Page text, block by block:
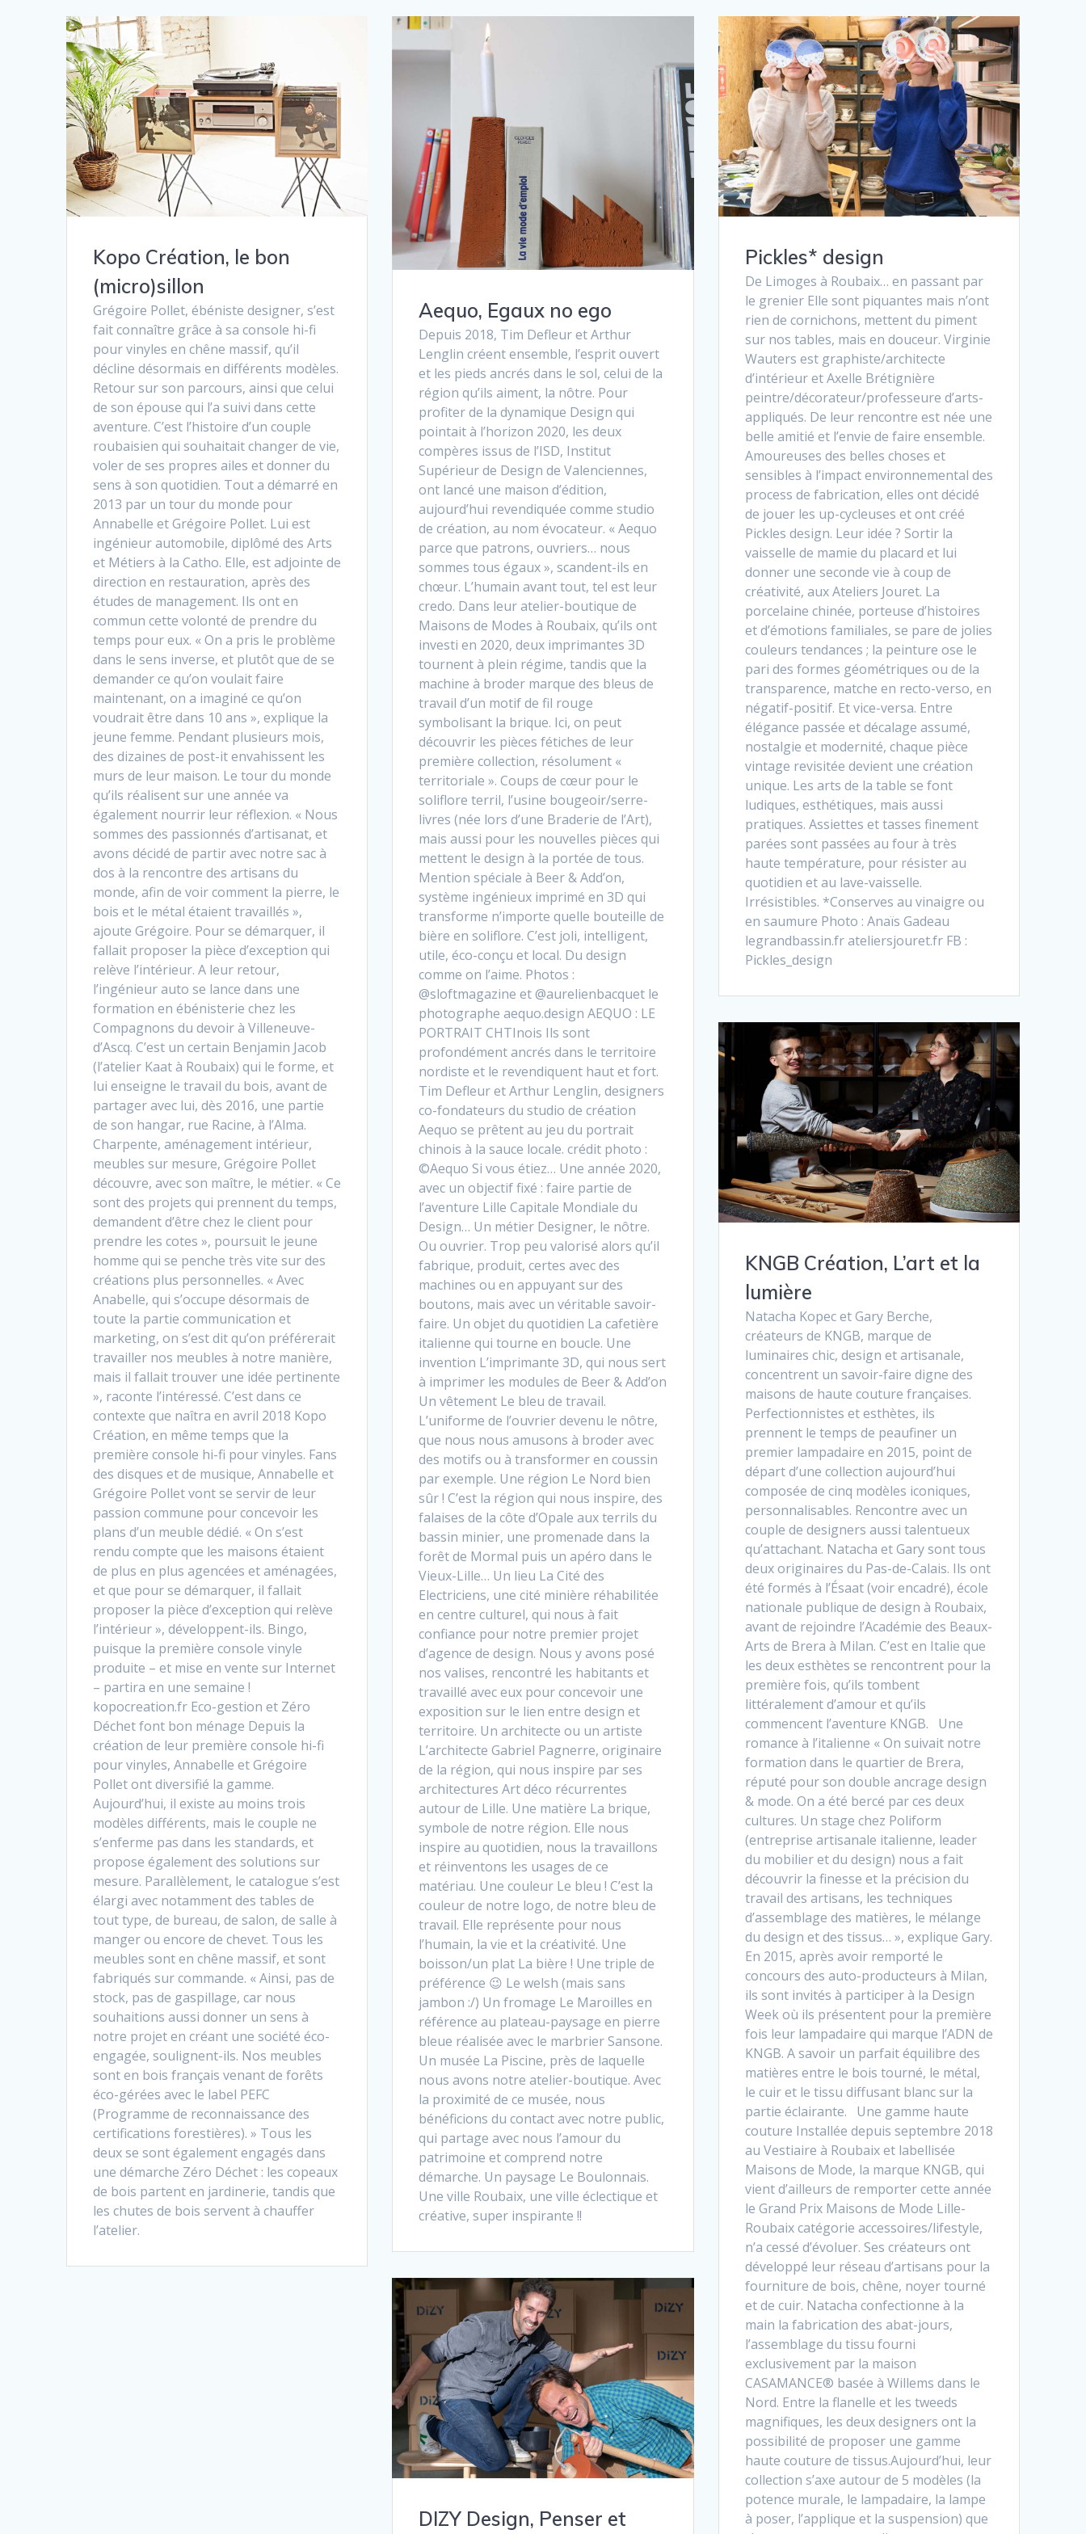
Kopo Création, le bon
(micro)sillon
Grégoire Pollet, ébéniste designer, s’est
fait connaître grâce à sa console hi-fi
pour vinyles en chêne massif, qu’il
décline désormais en différents modèles.
Retour sur son parcours, ainsi que celui
de son épouse qui l’a suivi dans cette
aventure. C’est l’histoire d’un couple
roubaisien qui souhaitait changer de vie,
voler de ses propres ailes et donner du
sens à son quotidien. Tout a démarré en
2013 par un tour du monde pour
Annabelle et Grégoire Pollet. Lui est
ingénieur automobile, diplômé des Arts
et Métiers à la Catho. Elle, est adjointe de
direction en restauration, après des
études de management. Ils ont en
commun cette volonté de prendre du
temps pour eux. « On a pris le problème
dans le sens inverse, et plutôt que de se
demander ce qu’on voulait faire
maintenant, on a imaginé ce qu’on
voudrait être dans 10 ans », explique la
jeune femme. Pendant plusieurs mois,
des dizaines de post-it envahissent les
murs de leur maison. Le tour du monde
qu’ils réalisent sur une année va
également nourrir leur réflexion. « Nous
sommes des passionnés d’artisanat, et
avons décidé de partir avec notre sac à
dos à la rencontre des artisans du
monde, afin de voir comment la pierre, le
bois et le métal étaient travaillés »,
ajoute Grégoire. Pour se démarquer, il
fallait proposer la pièce d’exception qui
relève l’intérieur. A leur retour,
l’ingénieur auto se lance dans une
formation en ébénisterie chez les
Compagnons du devoir à Villeneuve-
d’Ascq. C’est un certain Benjamin Jacob
(l’atelier Kaat à Roubaix) qui le forme, et
lui enseigne le travail du bois, avant de
partager avec lui, dès 2016, une partie
de son hangar, rue Racine, à l’Alma.
Charpente, aménagement intérieur,
meubles sur mesure, Grégoire Pollet
découvre, avec son maître, le métier. « Ce
sont des projets qui prennent du temps,
demandent d’être chez le client pour
prendre les cotes », poursuit le jeune
homme qui se penche très vite sur des
créations plus personnelles. « Avec
Anabelle, qui s’occupe désormais de
toute la partie communication et
marketing, on s’est dit qu’on préférerait
travailler nos meubles à notre manière,
mais il fallait trouver une idée pertinente
», raconte l’intéressé. C’est dans ce
contexte que naîtra en avril 2018 Kopo
Création, en même temps que la
première console hi-fi pour vinyles. Fans
des disques et de musique, Annabelle et
Grégoire Pollet vont se servir de leur
passion commune pour concevoir les
plans d’un meuble dédié. « On s’est
rendu compte que les maisons étaient
de plus en plus agencées et aménagées,
et que pour se démarquer, il fallait
proposer la pièce d’exception qui relève
l’intérieur », développent-ils. Bingo,
puisque la première console vinyle
produite – et mise en vente sur Internet
– partira en une semaine !
kopocreation.fr Eco-gestion et Zéro
Déchet font bon ménage Depuis la
création de leur première console hi-fi
pour vinyles, Annabelle et Grégoire
Pollet ont diversifié la gamme.
Aujourd’hui, il existe au moins trois
modèles différents, mais le couple ne
s’enferme pas dans les standards, et
propose également des solutions sur
mesure. Parallèlement, le catalogue s’est
élargi avec notamment des tables de
tout type, de bureau, de salon, de salle à
manger ou encore de chevet. Tous les
meubles sont en chêne massif, et sont
fabriqués sur commande. « Ainsi, pas de
stock, pas de gaspillage, car nous
souhaitions aussi donner un sens à
notre projet en créant une société éco-
engagée, soulignent-ils. Nos meubles
sont en bois français venant de forêts
éco-gérées avec le label PEFC
(Programme de reconnaissance des
certifications forestières). » Tous les
deux se sont également engagés dans
une démarche Zéro Déchet : les copeaux
de bois partent en jardinerie, tandis que
les chutes de bois servent à chauffer
l’atelier.
Aequo, Egaux no ego
Depuis 2018, Tim Defleur et Arthur
Lenglin créent ensemble, l’esprit ouvert
et les pieds ancrés dans le sol, celui de la
région qu’ils aiment, la nôtre. Pour
profiter de la dynamique Design qui
pointait à l’horizon 2020, les deux
compères issus de l’ISD, Institut
Supérieur de Design de Valenciennes,
ont lancé une maison d’édition,
aujourd’hui revendiquée comme studio
de création, au nom évocateur. « Aequo
parce que patrons, ouvriers… nous
sommes tous égaux », scandent-ils en
chœur. L’humain avant tout, tel est leur
credo. Dans leur atelier-boutique de
Maisons de Modes à Roubaix, qu’ils ont
investi en 2020, deux imprimantes 3D
tournent à plein régime, tandis que la
machine à broder marque des bleus de
travail d’un motif de fil rouge
symbolisant la brique. Ici, on peut
découvrir les pièces fétiches de leur
première collection, résolument «
territoriale ». Coups de cœur pour le
soliflore terril, l’usine bougeoir/serre-
livres (née lors d’une Braderie de l’Art),
mais aussi pour les nouvelles pièces qui
mettent le design à la portée de tous.
Mention spéciale à Beer & Add’on,
système ingénieux imprimé en 3D qui
transforme n’importe quelle bouteille de
bière en soliflore. C’est joli, intelligent,
utile, éco-conçu et local. Du design
comme on l’aime. Photos :
@sloftmagazine et @aurelienbacquet le
photographe aequo.design AEQUO : LE
PORTRAIT CHTInois Ils sont
profondément ancrés dans le territoire
nordiste et le revendiquent haut et fort.
Tim Defleur et Arthur Lenglin, designers
co-fondateurs du studio de création
Aequo se prêtent au jeu du portrait
chinois à la sauce locale. crédit photo :
©Aequo Si vous étiez… Une année 2020,
avec un objectif fixé : faire partie de
l’aventure Lille Capitale Mondiale du
Design… Un métier Designer, le nôtre.
Ou ouvrier. Trop peu valorisé alors qu’il
fabrique, produit, certes avec des
machines ou en appuyant sur des
boutons, mais avec un véritable savoir-
faire. Un objet du quotidien La cafetière
italienne qui tourne en boucle. Une
invention L’imprimante 3D, qui nous sert
à imprimer les modules de Beer & Add’on
Un vêtement Le bleu de travail.
L’uniforme de l’ouvrier devenu le nôtre,
que nous nous amusons à broder avec
des motifs ou à transformer en coussin
par exemple. Une région Le Nord bien
sûr ! C’est la région qui nous inspire, des
falaises de la côte d’Opale aux terrils du
bassin minier, une promenade dans la
forêt de Mormal puis un apéro dans le
Vieux-Lille… Un lieu La Cité des
Electriciens, une cité minière réhabilitée
en centre culturel, qui nous à fait
confiance pour notre premier projet
d’agence de design. Nous y avons posé
nos valises, rencontré les habitants et
travaillé avec eux pour concevoir une
exposition sur le lien entre design et
territoire. Un architecte ou un artiste
L’architecte Gabriel Pagnerre, originaire
de la région, qui nous inspire par ses
architectures Art déco récurrentes
autour de Lille. Une matière La brique,
symbole de notre région. Elle nous
inspire au quotidien, nous la travaillons
et réinventons les usages de ce
matériau. Une couleur Le bleu ! C’est la
couleur de notre logo, de notre bleu de
travail. Elle représente pour nous
l’humain, la vie et la créativité. Une
boisson/un plat La bière ! Une triple de
préférence 😉 Le welsh (mais sans
jambon :/) Un fromage Le Maroilles en
référence au plateau-paysage en pierre
bleue réalisée avec le marbrier Sansone.
Un musée La Piscine, près de laquelle
nous avons notre atelier-boutique. Avec
la proximité de ce musée, nous
bénéficions du contact avec notre public,
qui partage avec nous l’amour du
patrimoine et comprend notre
démarche. Un paysage Le Boulonnais.
Une ville Roubaix, une ville éclectique et
créative, super inspirante !!
Pickles* design
De Limoges à Roubaix… en passant par
le grenier Elle sont piquantes mais n’ont
rien de cornichons, mettent du piment
sur nos tables, mais en douceur. Virginie
Wauters est graphiste/architecte
d’intérieur et Axelle Brétignière
peintre/décorateur/professeure d’arts-
appliqués. De leur rencontre est née une
belle amitié et l’envie de faire ensemble.
Amoureuses des belles choses et
sensibles à l’impact environnemental des
process de fabrication, elles ont décidé
de jouer les up-cycleuses et ont créé
Pickles design. Leur idée ? Sortir la
vaisselle de mamie du placard et lui
donner une seconde vie à coup de
créativité, aux Ateliers Jouret. La
porcelaine chinée, porteuse d’histoires
et d’émotions familiales, se pare de jolies
couleurs tendances ; la peinture ose le
pari des formes géométriques ou de la
transparence, matche en recto-verso, en
négatif-positif. Et vice-versa. Entre
élégance passée et décalage assumé,
nostalgie et modernité, chaque pièce
vintage revisitée devient une création
unique. Les arts de la table se font
ludiques, esthétiques, mais aussi
pratiques. Assiettes et tasses finement
parées sont passées au four à très
haute température, pour résister au
quotidien et au lave-vaisselle.
Irrésistibles. *Conserves au vinaigre ou
en saumure Photo : Anaïs Gadeau
legrandbassin.fr ateliersjouret.fr FB :
Pickles_design
KNGB Création, L’art et la
lumière
Natacha Kopec et Gary Berche,
créateurs de KNGB, marque de
luminaires chic, design et artisanale,
concentrent un savoir-faire digne des
maisons de haute couture françaises.
Perfectionnistes et esthètes, ils
prennent le temps de peaufiner un
premier lampadaire en 2015, point de
départ d’une collection aujourd’hui
composée de cinq modèles iconiques,
personnalisables. Rencontre avec un
couple de designers aussi talentueux
qu’attachant. Natacha et Gary sont tous
deux originaires du Pas-de-Calais. Ils ont
été formés à l’Ésaat (voir encadré), école
nationale publique de design à Roubaix,
avant de rejoindre l’Académie des Beaux-
Arts de Brera à Milan. C’est en Italie que
les deux esthètes se rencontrent pour la
première fois, qu’ils tombent
littéralement d’amour et qu’ils
commencent l’aventure KNGB. Une
romance à l’italienne « On suivait notre
formation dans le quartier de Brera,
réputé pour son double ancrage design
& mode. On a été bercé par ces deux
cultures. Un stage chez Poliform
(entreprise artisanale italienne, leader
du mobilier et du design) nous a fait
découvrir la finesse et la précision du
travail des artisans, les techniques
d’assemblage des matières, le mélange
du design et des tissus… », explique Gary.
En 2015, après avoir remporté le
concours des auto-producteurs à Milan,
ils sont invités à participer à la Design
Week où ils présentent pour la première
fois leur lampadaire qui marque l’ADN de
KNGB. A savoir un parfait équilibre des
matières entre le bois tourné, le métal,
le cuir et le tissu diffusant blanc sur la
partie éclairante. Une gamme haute
couture Installée depuis septembre 2018
au Vestiaire à Roubaix et labellisée
Maisons de Mode, la marque KNGB, qui
vient d’ailleurs de remporter cette année
le Grand Prix Maisons de Mode Lille-
Roubaix catégorie accessoires/lifestyle,
n’a cessé d’évoluer. Ses créateurs ont
développé leur réseau d’artisans pour la
fourniture de bois, chêne, noyer tourné
et de cuir. Natacha confectionne à la
main la fabrication des abat-jours,
l’assemblage du tissu fourni
exclusivement par la maison
CASAMANCE® basée à Willems dans le
Nord. Entre la flanelle et les tweeds
magnifiques, les deux designers ont la
possibilité de proposer une gamme
haute couture de tissus.Aujourd’hui, leur
collection s’axe autour de 5 modèles (la
potence murale, le lampadaire, la lampe
à poser, l’applique et la suspension) que
DIZY Design, Penser et